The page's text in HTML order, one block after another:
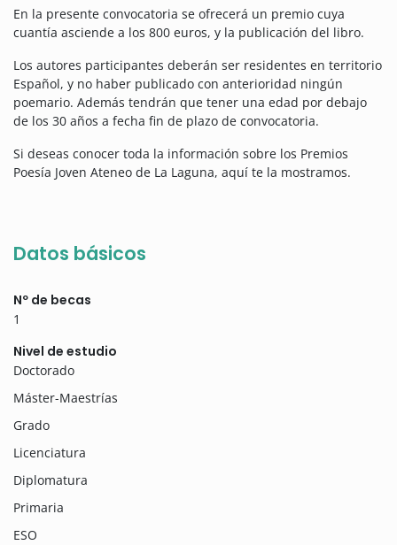
En la presente convocatoria se ofrecerá un premio cuya
cuantía asciende a los 800 euros, y la publicación del libro.
Los autores participantes deberán ser residentes en territorio
Español, y no haber publicado con anterioridad ningún
poemario. Además tendrán que tener una edad por debajo
de los 30 años a fecha fin de plazo de convocatoria.
Si deseas conocer toda la información sobre los Premios
Poesía Joven Ateneo de La Laguna, aquí te la mostramos.
Datos básicos
Nº de becas
1
Nivel de estudio
Doctorado
Máster-Maestrías
Grado
Licenciatura
Diplomatura
Primaria
ESO